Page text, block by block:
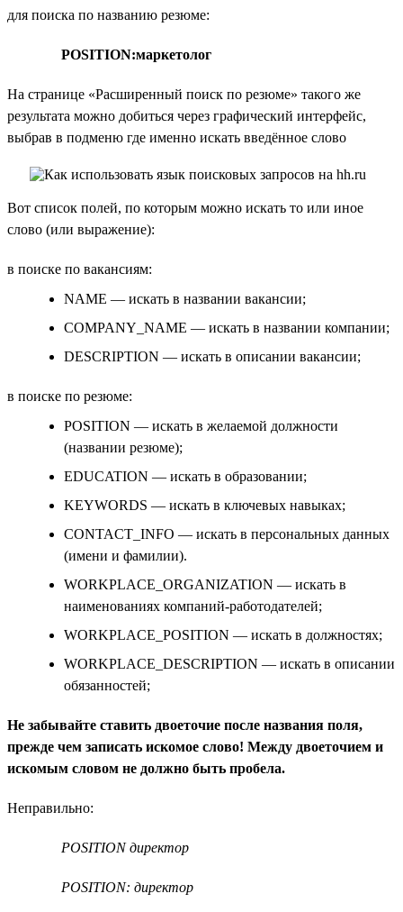
для поиска по названию резюме:
POSITION:маркетолог
На странице «Расширенный поиск по резюме» такого же
результата можно добиться через графический интерфейс,
выбрав в подменю где именно искать введённое слово
Вот список полей, по которым можно искать то или иное
слово (или выражение):
в поиске по вакансиям:
NAME — искать в названии вакансии;
COMPANY_NAME — искать в названии компании;
DESCRIPTION — искать в описании вакансии;
в поиске по резюме:
POSITION — искать в желаемой должности
(названии резюме);
EDUCATION — искать в образовании;
KEYWORDS — искать в ключевых навыках;
CONTACT_INFO — искать в персональных данных
(имени и фамилии).
WORKPLACE_ORGANIZATION — искать в
наименованиях компаний-работодателей;
WORKPLACE_POSITION — искать в должностях;
WORKPLACE_DESCRIPTION — искать в описании
обязанностей;
Не забывайте ставить двоеточие после названия поля,
прежде чем записать искомое слово! Между двоеточием и
искомым словом не должно быть пробела.
Неправильно:
POSITION директор
POSITION: директор